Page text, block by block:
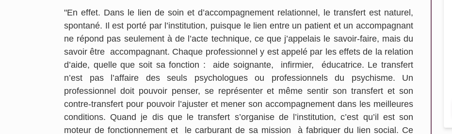
"En effet. Dans le lien de soin et d’accompagnement relationnel, le transfert est naturel,
spontané. Il est porté par l’institution, puisque le lien entre un patient et un accompagnant
ne répond pas seulement à de l’acte technique, ce que j’appelais le savoir-faire, mais du
savoir être accompagnant. Chaque professionnel y est appelé par les effets de la relation
d’aide, quelle que soit sa fonction : aide soignante, infirmier, éducatrice. Le transfert
n’est pas l’affaire des seuls psychologues ou professionnels du psychisme. Un
professionnel doit pouvoir penser, se représenter et même sentir son transfert et son
contre-transfert pour pouvoir l’ajuster et mener son accompagnement dans les meilleures
conditions. Quand je dis que le transfert s’organise de l’institution, c’est qu’il est son
moteur de fonctionnement et le carburant de sa mission à fabriquer du lien social. Ce